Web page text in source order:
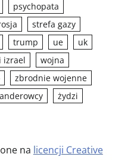
psychopata
strefa gazy
trump ue
uk
izrael
wojna
zbrodnie wojenne
żydzi
na licencji Creative